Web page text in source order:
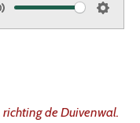
iS
i
de Duivenwal.